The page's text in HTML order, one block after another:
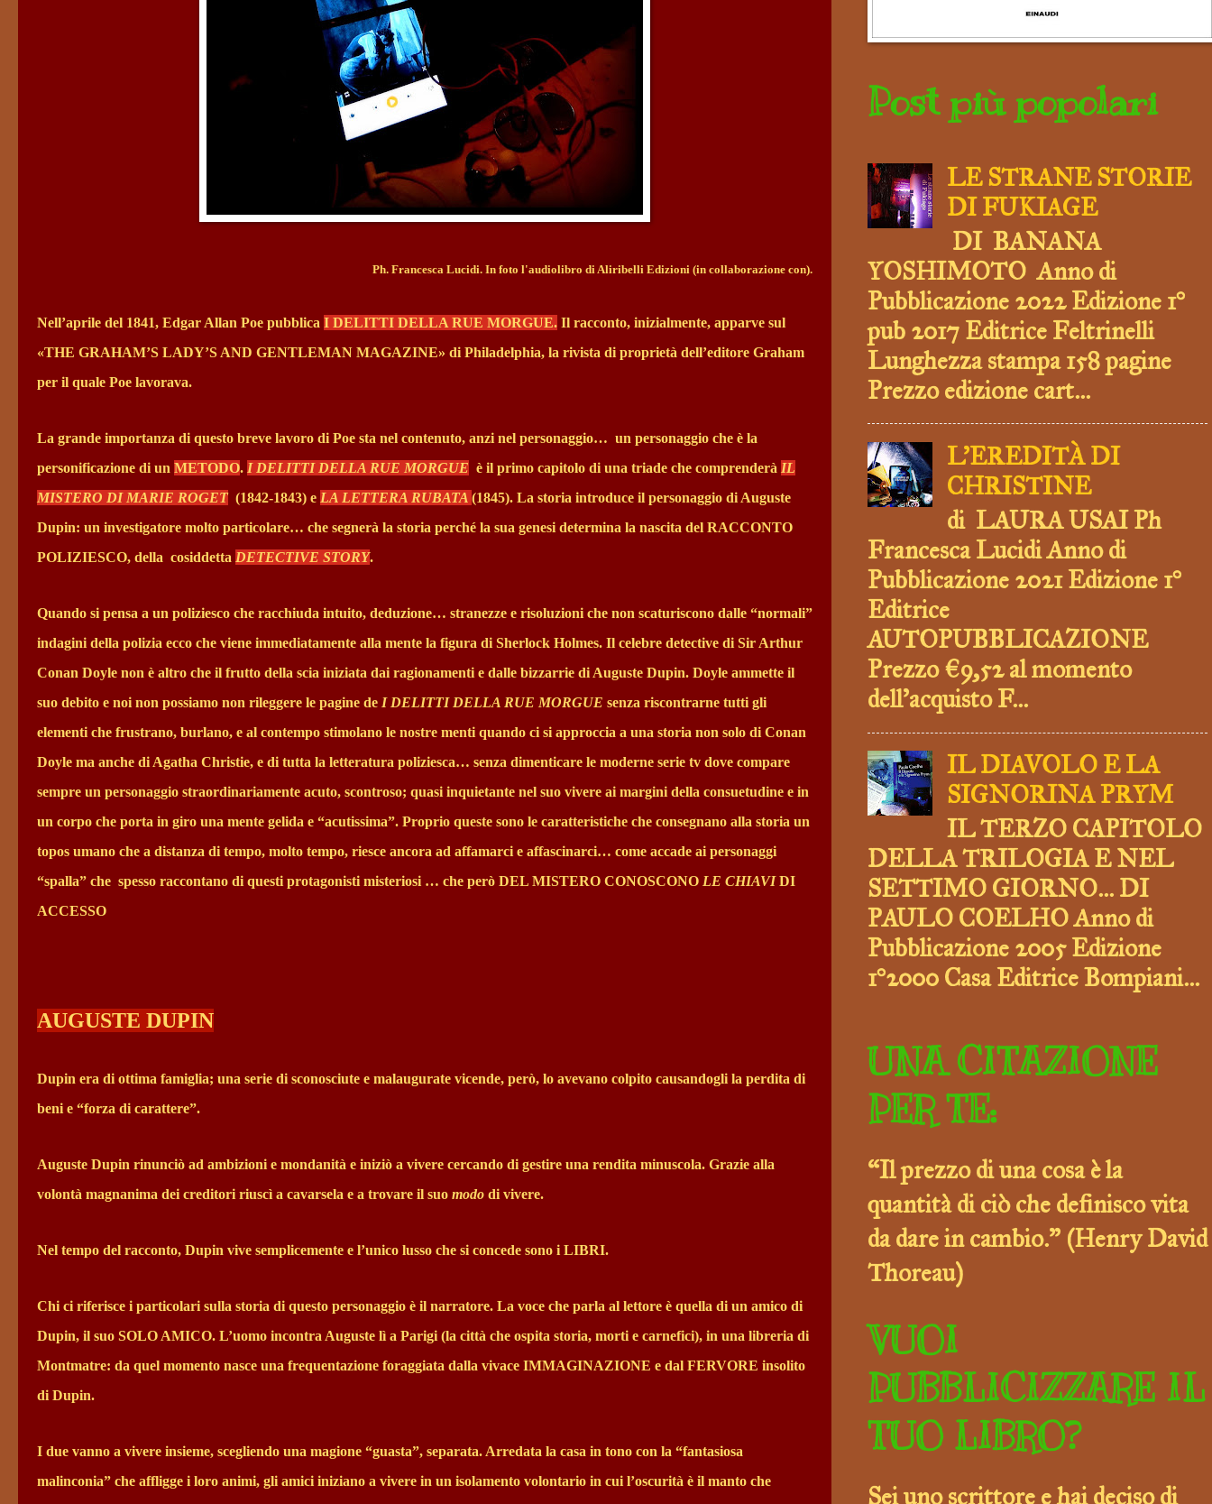
Ph. Francesca Lucidi. In foto l'audiolibro di Aliribelli Edizioni (in collaborazione con).
Nell’aprile del 1841, Edgar Allan Poe pubblica I DELITTI DELLA RUE MORGUE. Il racconto, inizialmente, apparve sul
«THE GRAHAM’S LADY’S AND GENTLEMAN MAGAZINE» di Philadelphia, la rivista di proprietà dell’editore Graham
per il quale Poe lavorava.
La grande importanza di questo breve lavoro di Poe sta nel contenuto, anzi nel personaggio… un personaggio che è la
personificazione di un METODO. I DELITTI DELLA RUE MORGUE è il primo capitolo di una triade che comprenderà IL
MISTERO DI MARIE ROGET (1842-1843) e LA LETTERA RUBATA (1845). La storia introduce il personaggio di Auguste
Dupin: un investigatore molto particolare… che segnerà la storia perché la sua genesi determina la nascita del RACCONTO
POLIZIESCO, della cosiddetta DETECTIVE STORY.
Quando si pensa a un poliziesco che racchiuda intuito, deduzione… stranezze e risoluzioni che non scaturiscono dalle “normali”
indagini della polizia ecco che viene immediatamente alla mente la figura di Sherlock Holmes. Il celebre detective di Sir Arthur
Conan Doyle non è altro che il frutto della scia iniziata dai ragionamenti e dalle bizzarrie di Auguste Dupin. Doyle ammette il
suo debito e noi non possiamo non rileggere le pagine de I DELITTI DELLA RUE MORGUE senza riscontrarne tutti gli
elementi che frustrano, burlano, e al contempo stimolano le nostre menti quando ci si approccia a una storia non solo di Conan
Doyle ma anche di Agatha Christie, e di tutta la letteratura poliziesca… senza dimenticare le moderne serie tv dove compare
sempre un personaggio straordinariamente acuto, scontroso; quasi inquietante nel suo vivere ai margini della consuetudine e in
un corpo che porta in giro una mente gelida e “acutissima”. Proprio queste sono le caratteristiche che consegnano alla storia un
topos umano che a distanza di tempo, molto tempo, riesce ancora ad affamarci e affascinarci… come accade ai personaggi
“spalla” che spesso raccontano di questi protagonisti misteriosi … che però DEL MISTERO CONOSCONO LE CHIAVIDI
ACCESSO
AUGUSTE DUPIN
Dupin era di ottima famiglia; una serie di sconosciute e malaugurate vicende, però, lo avevano colpito causandogli la perdita di
beni e “forza di carattere”.
Auguste Dupin rinunciò ad ambizioni e mondanità e iniziò a vivere cercando di gestire una rendita minuscola. Grazie alla
volontà magnanima dei creditori riuscì a cavarsela e a trovare il suo modo di vivere.
Nel tempo del racconto, Dupin vive semplicemente e l’unico lusso che si concede sono i LIBRI.
Chi ci riferisce i particolari sulla storia di questo personaggio è il narratore. La voce che parla al lettore è quella di un amico di
Dupin, il suo SOLO AMICO. L’uomo incontra Auguste lì a Parigi (la città che ospita storia, morti e carnefici), in una libreria di
Montmatre: da quel momento nasce una frequentazione foraggiata dalla vivace IMMAGINAZIONE e dal FERVORE insolito
di Dupin.
I due vanno a vivere insieme, scegliendo una magione “guasta”, separata. Arredata la casa in tono con la “fantasiosa
malinconia” che affligge i loro animi, gli amici iniziano a vivere in un isolamento volontario in cui l’oscurità è il manto che
Post più popolari
LE STRANE STORIE
DI FUKIAGE
DI BANANA
YOSHIMOTO Anno di
Pubblicazione 2022 Edizione 1°
pub 2017 Editrice Feltrinelli
Lunghezza stampa 158 pagine
Prezzo edizione cart...
L'EREDITÀ DI
CHRISTINE
di LAURA USAI Ph
Francesca Lucidi Anno di
Pubblicazione 2021 Edizione 1°
Editrice
AUTOPUBBLICAZIONE
Prezzo €9,52 al momento
dell’acquisto F...
IL DIAVOLO E LA
SIGNORINA PRYM
IL TERZO CAPITOLO
DELLA TRILOGIA E NEL
SETTIMO GIORNO... DI
PAULO COELHO Anno di
Pubblicazione 2005 Edizione
1°2000 Casa Editrice Bompiani...
UNA CITAZIONE
PER TE:
“Il prezzo di una cosa è la
quantità di ciò che definisco vita
da dare in cambio.” (Henry David
Thoreau)
VUOI
PUBBLICIZZARE IL
TUO LIBRO?
Sei uno scrittore e hai deciso di